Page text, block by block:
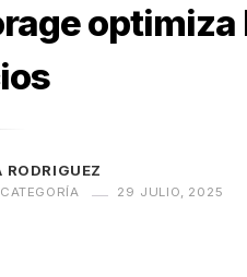
optimiza
RODRIGUEZ
29 JULIO, 2025